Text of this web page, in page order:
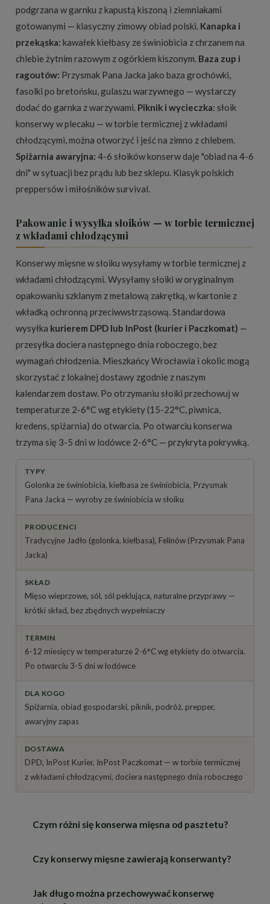
podgrzana w garnku z kapustą kiszoną i ziemniakami
gotowanymi — klasyczny zimowy obiad polski. Kanapka i
przekąska: kawałek kiełbasy ze świniobicia z chrzanem na
chlebie żytnim razowym z ogórkiem kiszonym. Baza zup i
ragoutów: Przysmak Pana Jacka jako baza grochówki,
fasolki po bretońsku, gulaszu warzywnego — wystarczy
dodać do garnka z warzywami. Piknik i wycieczka: słoik
konserwy w plecaku — w torbie termicznej z wkładami
chłodzącymi, można otworzyć i jeść na zimno z chlebem.
Spiżarnia awaryjna: 4-6 słoików konserw daje "obiad na 4-6
dni" w sytuacji bez prądu lub bez sklepu. Klasyk polskich
preppersów i miłośników survival.
Pakowanie i wysyłka słoików — w torbie termicznej
z wkładami chłodzącymi
Konserwy mięsne w słoiku wysyłamy w torbie termicznej z
wkładami chłodzącymi. Wysyłamy słoiki w oryginalnym
opakowaniu szklanym z metalową zakrętką, w kartonie z
wkładką ochronną przeciwwstrząsową. Standardowa
wysyłka kurierem DPD lub InPost (kurier i Paczkomat) —
przesyłka dociera następnego dnia roboczego, bez
wymagań chłodzenia. Mieszkańcy Wrocławia i okolic mogą
skorzystać z lokalnej dostawy zgodnie z naszym
kalendarzem dostaw. Po otrzymaniu słoiki przechowuj w
temperaturze 2-6°C wg etykiety (15-22°C, piwnica,
kredens, spiżarnia) do otwarcia. Po otwarciu konserwa
trzyma się 3-5 dni w lodówce 2-6°C — przykryta pokrywką.
TYPY
Golonka ze świniobicia, kiełbasa ze świniobicia, Przysmak
Pana Jacka — wyroby ze świniobicia w słoiku
PRODUCENCI
Tradycyjne Jadło (golonka, kiełbasa), Felinów (Przysmak Pana
Jacka)
SKŁAD
Mięso wieprzowe, sól, sól peklująca, naturalne przyprawy —
krótki skład, bez zbędnych wypełniaczy
TERMIN
6-12 miesięcy w temperaturze 2-6°C wg etykiety do otwarcia.
Po otwarciu 3-5 dni w lodówce
DLA KOGO
Spiżarnia, obiad gospodarski, piknik, podróż, prepper,
awaryjny zapas
DOSTAWA
DPD, InPost Kurier, InPost Paczkomat — w torbie termicznej
z wkładami chłodzącymi, dociera następnego dnia roboczego
Czym różni się konserwa mięsna od pasztetu?
Tekstura:pasztet to zmielona masa do
kawałki mięsa w sosie własnym lub galarecie.
Czy konserwy mięsne zawierają konserwanty?
Tak — te konserwy zawierają sól peklującą
Jak długo można przechowywać konserwę